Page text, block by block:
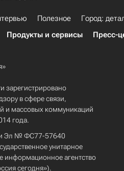
Полезное
Город:
Продукты и сервисы Пресс-
зарегистрировано
в сфере связи,
и массовых коммуникаций
года.
Эл № ФС77-57640
унитарное
информационное агентство
сегодня»).